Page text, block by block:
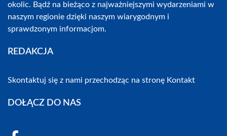
okolic. Bądź na bieżąco z najważniejszymi wydarzeniami w
naszym regionie dzięki naszym wiarygodnym i
sprawdzonym informacjom.
REDAKCJA
Skontaktuj się z nami przechodząc na stronę Kontakt
DOŁĄCZ DO NAS